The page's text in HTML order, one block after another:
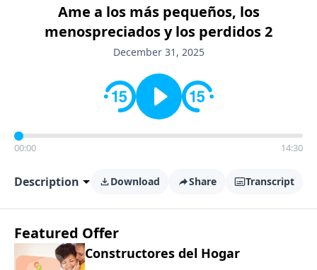
Ame a los más pequeños, los
menospreciados y los perdidos 2
December 31, 2025
00:00 14:30
Description Download Share Transcript
Featured Offer
Constructores del Hogar